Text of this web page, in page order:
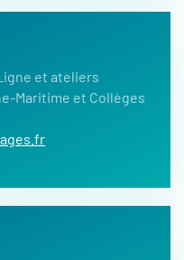
et ateliers
Maritime et Collèges